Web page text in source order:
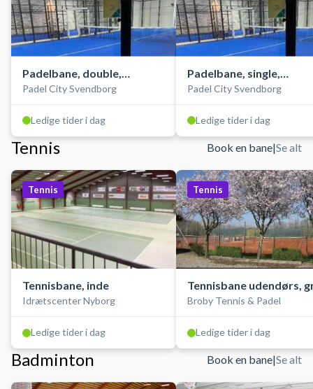
Padelbane, double,
indendørs, lav
Padel City Svendborg
Ledige tider i dag
Padelbane, single,
indendørs
Padel City Svendborg
Ledige tider i dag
Tennis Book en bane|Se alt
Tennis
Tennisbane, inde
Idrætscenter Nyborg
Ledige tider i dag
Tennis
Tennisbane udendørs,
Broby Tennis & Padel
Ledige tider i dag
Badminton Book en bane|Se alt